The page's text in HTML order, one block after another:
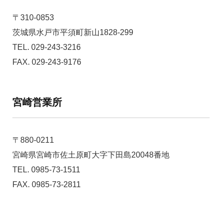
〒310-0853
茨城県水戸市平須町新山1828-299
TEL. 029-243-3216
FAX. 029-243-9176
宮崎営業所
〒880-0211
宮崎県宮崎市佐土原町大字下田島20048番地
TEL. 0985-73-1511
FAX. 0985-73-2811